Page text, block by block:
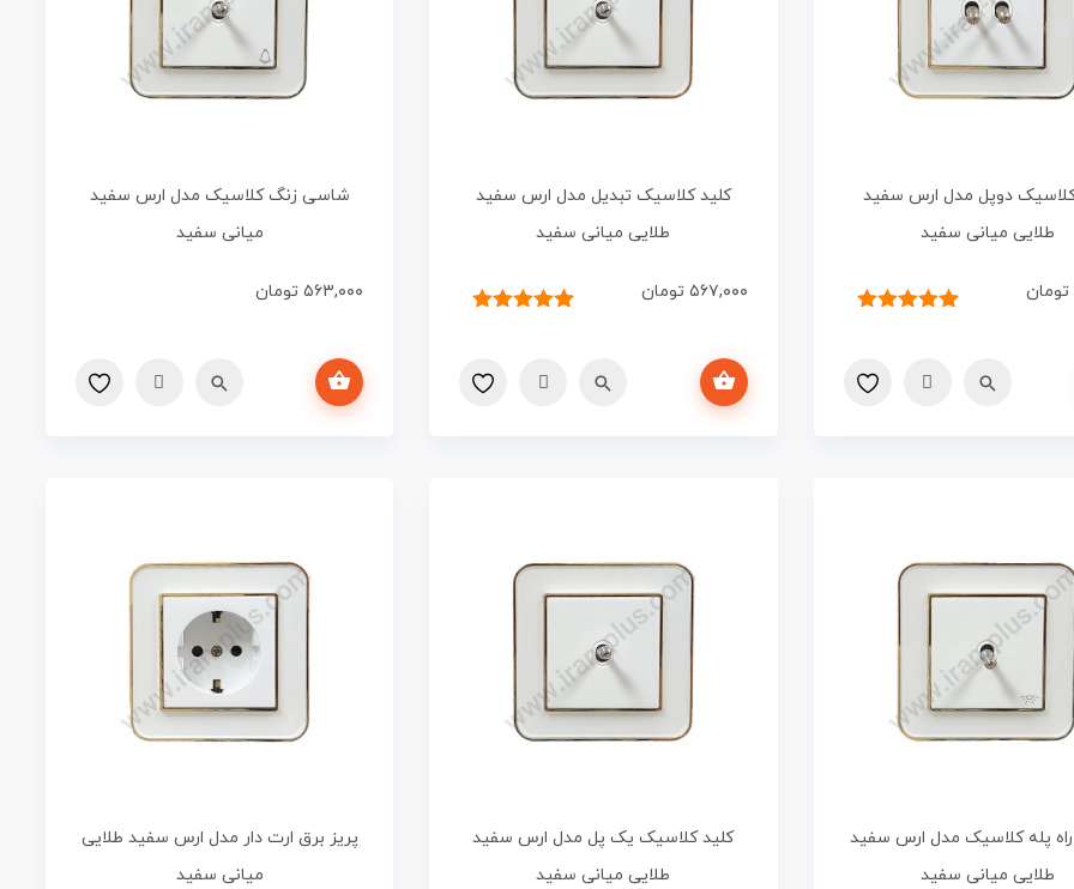
دوپل مدل ارس سفید
طلایی میانی سفید
تومان
کلید کلاسیک تبدیل مدل ارس سفید
طلایی میانی سفید
۵۶۷,۰۰۰ تومان
شاسی زنگ کلاسیک مدل ارس سفید
میانی سفید
۵۶۳,۰۰۰ تومان
پله کلاسیک مدل ارس سفید
طلایی میانی سفید
کلید کلاسیک یک پل مدل ارس سفید
طلایی میانی سفید
پریز برق ارت دار مدل ارس سفید طلایی
میانی سفید